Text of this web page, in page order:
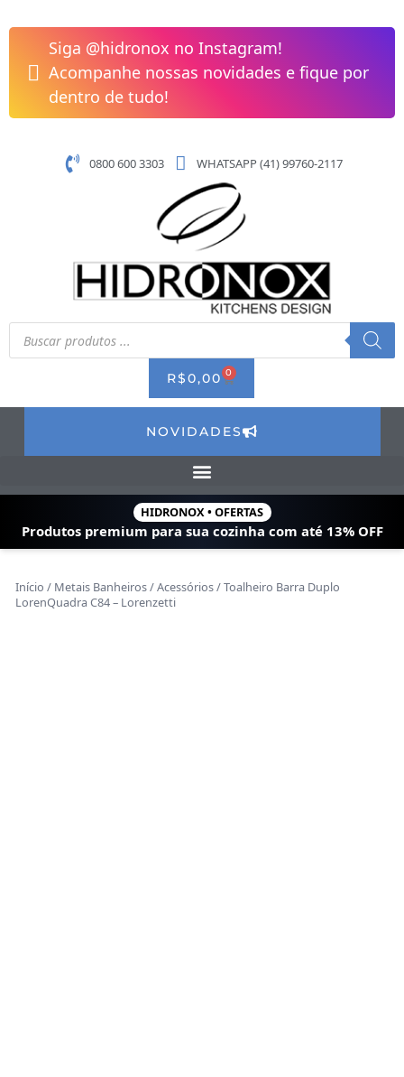
para
conteúdo
Siga @hidronox no Instagram!
Acompanhe nossas novidades e fique por
dentro de tudo!
0800 600 3303 WHATSAPP (41) 99760-2117
Pesquisar
produtos
R$0,00 0 CART
NOVIDADES
HIDRONOX • OFERTAS
Produtos premium para sua cozinha com até 13% OFF
Início / Metais Banheiros/Acessórios/ Toalheiro Barra Duplo
LorenQuadra C84 – Lorenzetti